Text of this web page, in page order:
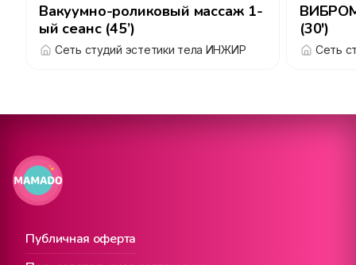
Вакуумно-роликовый массаж 1-
ый сеанс (45’)
Сеть студий эстетики тела ИНЖИР
(30')
Сеть
Публичная оферта